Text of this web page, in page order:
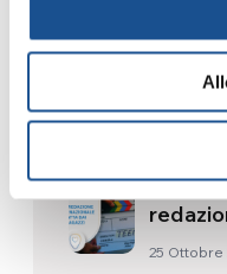
19
Teens
dai
25 Ottobre